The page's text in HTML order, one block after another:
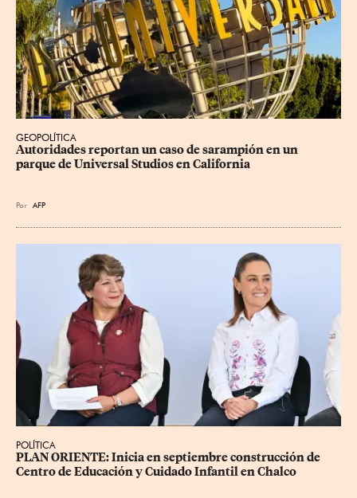
GEOPOLÍTICA
Autoridades reportan un caso de sarampión en un
parque de Universal Studios en California
Por AFP
POLÍTICA
PLAN ORIENTE: Inicia en septiembre construcción de
Centro de Educación y Cuidado Infantil en Chalco